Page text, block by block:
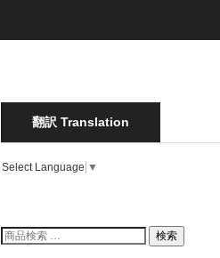
翻訳 Translation
Select Language ▼
検
索
検索